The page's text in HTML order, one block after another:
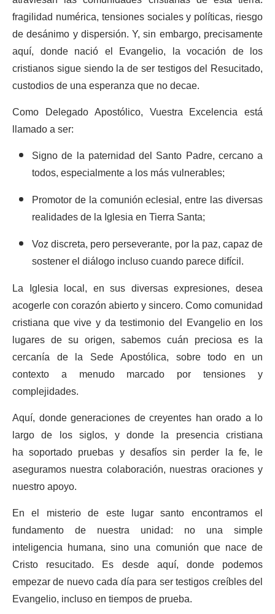
fragilidad numérica, tensiones sociales y políticas, riesgo
de desánimo y dispersión. Y, sin embargo, precisamente
aquí, donde nació el Evangelio, la vocación de los
cristianos sigue siendo la de ser testigos del Resucitado,
custodios de una esperanza que no decae.
Como Delegado Apostólico, Vuestra Excelencia está
llamado a ser:
Signo de la paternidad del Santo Padre, cercano a
todos, especialmente a los más vulnerables;
Promotor de la comunión eclesial, entre las diversas
realidades de la Iglesia en Tierra Santa;
Voz discreta, pero perseverante, por la paz, capaz de
sostener el diálogo incluso cuando parece difícil.
La Iglesia local, en sus diversas expresiones, desea
acogerle con corazón abierto y sincero. Como comunidad
cristiana que vive y da testimonio del Evangelio en los
lugares de su origen, sabemos cuán preciosa es la
cercanía de la Sede Apostólica, sobre todo en un
contexto a menudo marcado por tensiones y
complejidades.
Aquí, donde generaciones de creyentes han orado a lo
largo de los siglos, y donde la presencia cristiana
ha soportado pruebas y desafíos sin perder la fe, le
aseguramos nuestra colaboración, nuestras oraciones y
nuestro apoyo.
En el misterio de este lugar santo encontramos el
fundamento de nuestra unidad: no una simple
inteligencia humana, sino una comunión que nace de
Cristo resucitado. Es desde aquí, donde podemos
empezar de nuevo cada día para ser testigos creíbles del
Evangelio, incluso en tiempos de prueba.